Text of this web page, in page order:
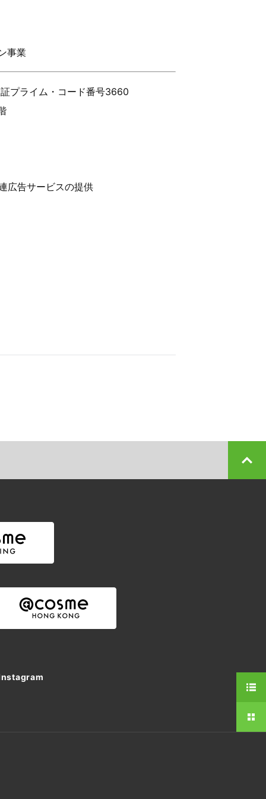
事業
プライム・コード番号3660
広告サービスの提供